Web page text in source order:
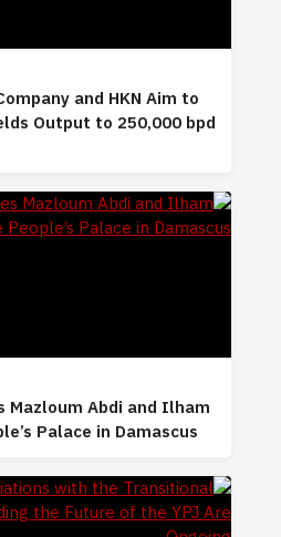
and HKN Aim to
Output to 250,000 bpd
Mazloum Abdi and Ilham
Palace in Damascus